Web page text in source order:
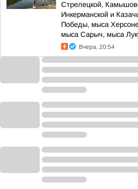
Стрелецкой,
Инкерманской и
Победы, мыса
мыса Сарыч, мыса
Вчера, 20:54